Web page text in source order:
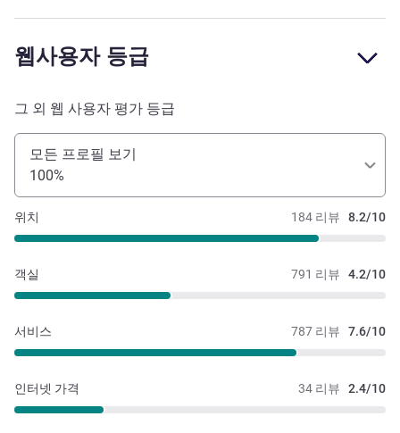
웹사용자 등급
그 외 웹 사용자 평가 등급
모든 프로필 보기
100%
184 리뷰 8.2/10
위치
791 리뷰 4.2/10
객실
787 리뷰 7.6/10
서비스
34 리뷰 2.4/10
인터넷 가격